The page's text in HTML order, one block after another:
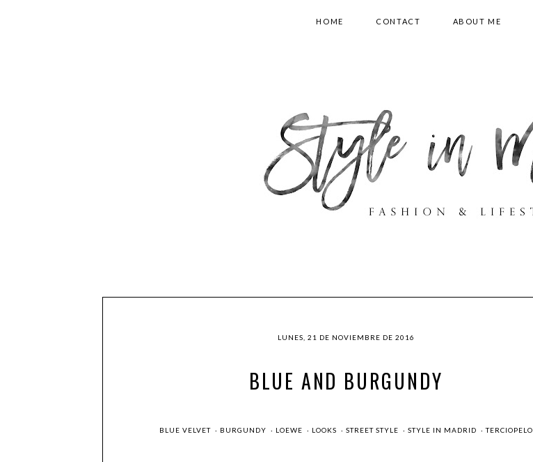
HOME CONTACT ABOUT ME
LUNES, 21 DE NOVIEMBRE DE 2016
BLUE AND BURGUNDY
BLUE VELVET · BURGUNDY · LOEWE · LOOKS · STREET STYLE · STYLE IN MADRID ·TERCIOPELO